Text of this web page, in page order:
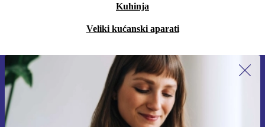
Kuhinja
Veliki kućanski aparati
Prijavi se na newsletter!
Nikad više ne propusti ponudu.